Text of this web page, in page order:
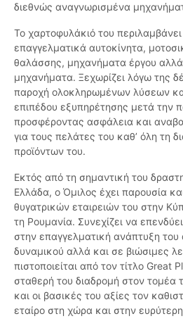
διεθνώς αναγνωρισμένα
Το χαρτοφυλάκιό του περιλαμβάνει
επαγγελματικά αυτοκίνητα,
θαλάσσης, μηχανήματα έργου αλλά
μηχανήματα. Ξεχωρίζει λόγω της
παροχή ολοκληρωμένων λύσεων
επιπέδου εξυπηρέτησης μετά την
προσφέροντας ασφάλεια και
για τους πελάτες του καθ’ όλη τη
προϊόντων του.
Εκτός από τη σημαντική του
Ελλάδα, ο Όμιλος έχει παρουσία
θυγατρικών εταιρειών του στην
τη Ρουμανία. Συνεχίζει να
στην επαγγελματική ανάπτυξη του
δυναμικού αλλά και σε βιώσιμες
πιστοποιείται από τον τίτλο Great
σταθερή του διαδρομή στον τομέα
και οι βασικές του αξίες τον
εταίρο στη χώρα και στην